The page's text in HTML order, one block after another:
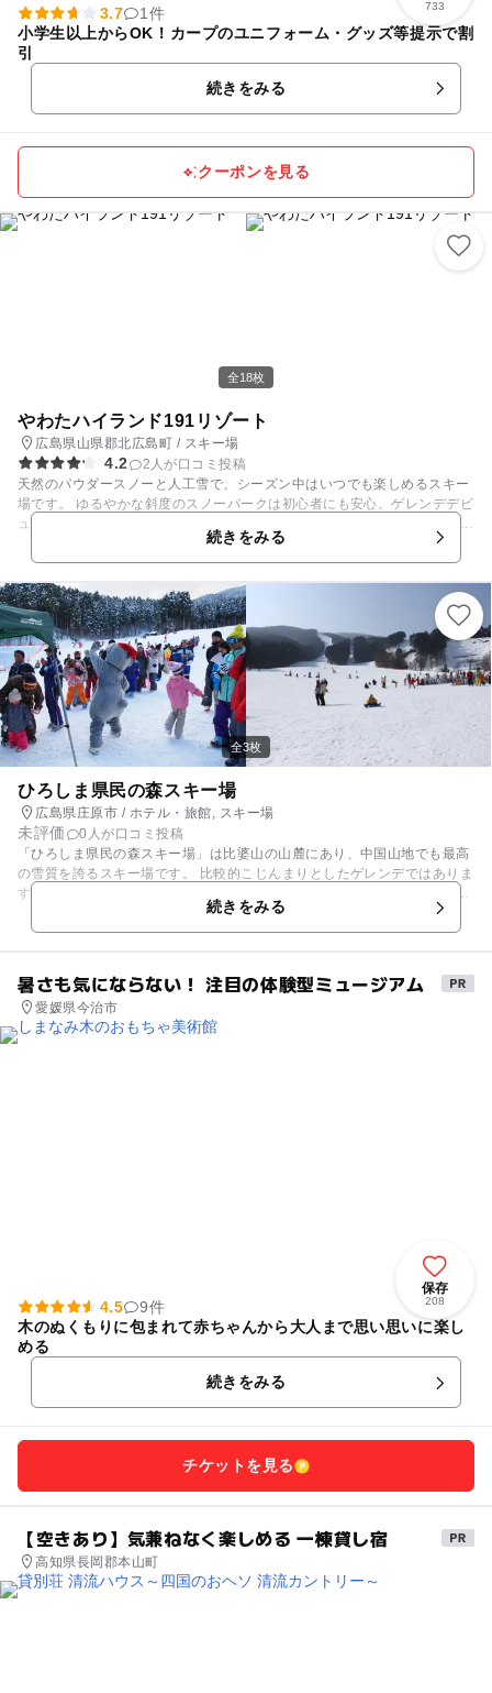
733
3.7
1件
小学生以上からOK！カープのユニフォーム・グッズ等提示で割
引
続きをみる
クーポンを見る
全18枚
やわたハイランド191リゾート
広島県山県郡北広島町 / スキー場
4.2
2人が口コミ投稿
天然のパウダースノーと人工雪で、シーズン中はいつでも楽しめるスキー
場です。 ゆるやかな斜度のスノーパークは初心者にも安心。ゲレンデデビ
ューに最適。キッズゲレンデでは、ソリやチュービングが楽しめます。 曜
日によってお得な料金プランがあったり、小学生以下のスキー大会や、ち
びっ子宝探し大会などのイベントも開催されるのでHPは要チェックで
す。 【スキー場情報】 例年12月中旬頃～翌年3月上旬頃
続きをみる
全3枚
ひろしま県民の森スキー場
広島県庄原市 / ホテル・旅館, スキー場
未評価
0人が口コミ投稿
「ひろしま県民の森スキー場」は比婆山の山麓にあり、中国山地でも最高
の雪質を誇るスキー場です。 比較的こじんまりとしたゲレンデではありま
すが、ファミリーから上級者まで納得のコースで楽しむことができます。
公共の施設のため、お手頃な料金設定が嬉しいポイント。また、公園セン
ター内の休憩所や食堂、入浴でのんびりすることもできるため、家族連れ
続きをみる
暑さも気にならない！ 注目の体験型ミュージアム
愛媛県今治市
保存
208
4.5
9件
木のぬくもりに包まれて赤ちゃんから大人まで思い思いに楽し
める
続きをみる
チケットを見る
【空きあり】気兼ねなく楽しめる 一棟貸し宿
高知県長岡郡本山町